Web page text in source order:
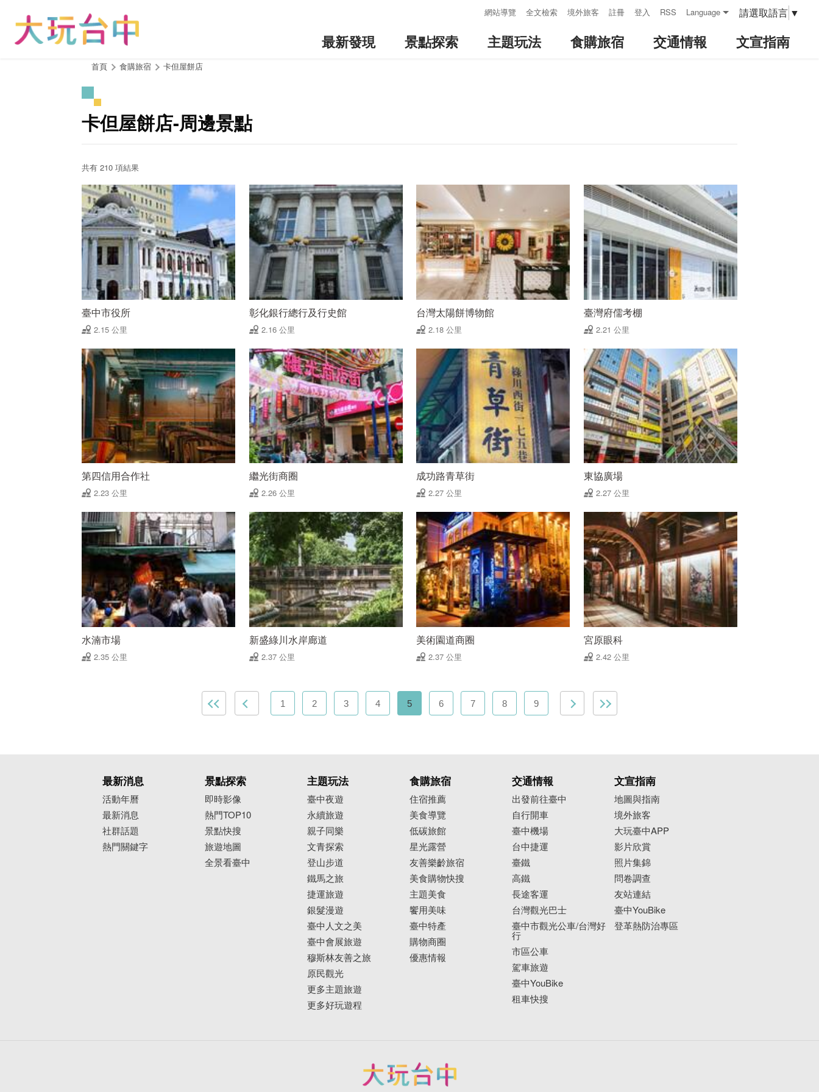
網站導覽 全文檢索 境外旅客 註冊 登入 RSS Language 請選取語言 ▼
最新發現 景點探索 主題玩法 食購旅宿 交通情報 文宣指南
首頁 食購旅宿 卡但屋餅店
卡但屋餅店-周邊景點
共有 210 項結果
臺中市役所
2.15 公里
彰化銀行總行及行史館
2.16 公里
台灣太陽餅博物館
2.18 公里
臺灣府儒考棚
2.21 公里
第四信用合作社
2.23 公里
繼光街商圈
2.26 公里
成功路青草街
2.27 公里
東協廣場
2.27 公里
水湳市場
2.35 公里
新盛綠川水岸廊道
2.37 公里
美術園道商圈
2.37 公里
宮原眼科
2.42 公里
1 2 3 4 5 6 7 8 9
最新消息
活動年曆
最新消息
社群話題
熱門關鍵字
景點探索
即時影像
熱門TOP10
景點快搜
旅遊地圖
全景看臺中
主題玩法
臺中夜遊
永續旅遊
親子同樂
文青探索
登山步道
鐵馬之旅
捷運旅遊
銀髮漫遊
臺中人文之美
臺中會展旅遊
穆斯林友善之旅
原民觀光
更多主題旅遊
更多好玩遊程
食購旅宿
住宿推薦
美食導覽
低碳旅館
星光露營
友善樂齡旅宿
美食購物快搜
主題美食
饗用美味
臺中特產
購物商圈
優惠情報
交通情報
出發前往臺中
自行開車
臺中機場
台中捷運
臺鐵
高鐵
長途客運
台灣觀光巴士
臺中市觀光公車/台灣好
行
市區公車
駕車旅遊
臺中YouBike
租車快搜
文宣指南
地圖與指南
境外旅客
大玩臺中APP
影片欣賞
照片集錦
問卷調查
友站連結
臺中YouBike
登革熱防治專區